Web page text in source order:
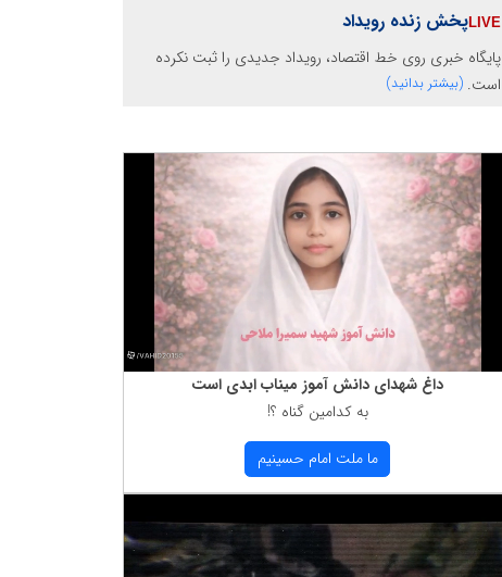
پخش زنده رویداد
پایگاه خبری روی خط اقتصاد، رویداد جدیدی را ثبت نکرده
است. (بیشتر بدانید)
داغ شهدای دانش آموز میناب ابدی است
به كدامین گناه ؟!
ما ملت امام حسینیم